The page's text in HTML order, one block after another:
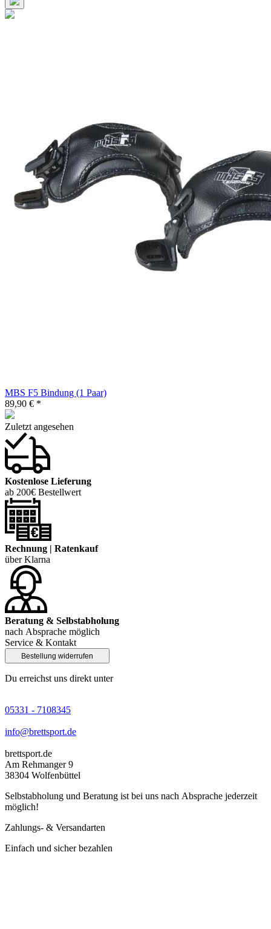
MBS F5 Bindung (1 Paar)
89,90 € *
Zuletzt angesehen
Kostenlose Lieferung
ab 200€ Bestellwert
Rechnung | Ratenkauf
über Klarna
Beratung & Selbstabholung
nach Absprache möglich
Service & Kontakt
Bestellung widerrufen
Du erreichst uns direkt unter
05331 - 7108345
info@brettsport.de
brettsport.de
Am Rehmanger 9
38304 Wolfenbüttel
Selbstabholung und Beratung ist bei uns nach Absprache jederzeit
möglich!
Zahlungs- & Versandarten
Einfach und sicher bezahlen